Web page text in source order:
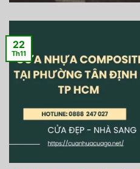
22
Th11